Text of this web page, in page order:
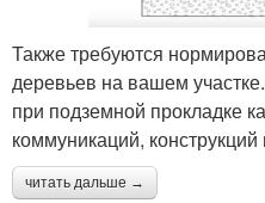
Также требуются
деревьев на вашем
при подземной прокладке
коммуникаций, конструкций
читать дальше →